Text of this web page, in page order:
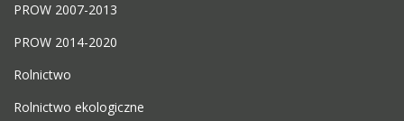
PROW 2007-2013
PROW 2014-2020
Rolnictwo
Rolnictwo ekologiczne